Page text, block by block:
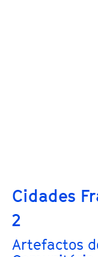
Cidades
2
Artefactos